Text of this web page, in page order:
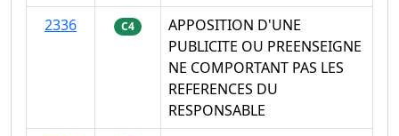
2336
C4
APPOSITION D'UNE
PUBLICITE OU PREENSEIGNE
NE COMPORTANT PAS LES
REFERENCES DU
RESPONSABLE